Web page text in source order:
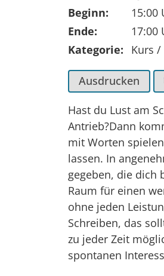
Beginn:
15:00
Ende:
17:00
Kategorie:
Kurs
Ausdrucken
Hast du Lust am
Antrieb?Dann
mit Worten
lassen. In
gegeben, die dich
Raum für einen
ohne jeden
Schreiben, das
zu jeder Zeit
spontanen